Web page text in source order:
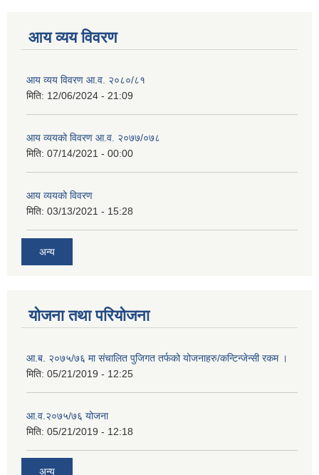
आय व्यय विवरण
आय व्यय विवरण आ.व. २०८०/८१
मिति: 12/06/2024 - 21:09
आय व्ययको विवरण आ.व. २०७७/०७८
मिति: 07/14/2021 - 00:00
आय व्ययको विवरण
मिति: 03/13/2021 - 15:28
अन्य
योजना तथा परियोजना
आ.ब. २०७५/७६ मा संचालित पुजिगत तर्फको योजनाहरु/कन्टिन्जेन्सी रकम ।
मिति: 05/21/2019 - 12:25
आ.व.२०७५/७६ योजना
मिति: 05/21/2019 - 12:18
अन्य